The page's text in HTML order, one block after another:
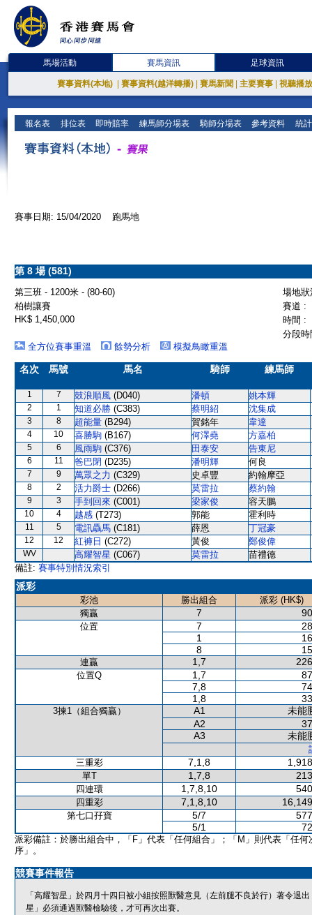
馬場活動 賽馬資訊 足球資訊
賽事資料(本地) 賽事資料(越洋轉播) 賽馬新聞 主要賽事 視聽播
報名表 排位表 即時賠率 練馬師分場表 騎師分場表 參考資料 統
賽事日期: 15/04/2020 跑馬地
第 8 場 (581)
第三班 - 1200米 - (80-60)
場地
柏樹讓賽
賽道 :
HK$ 1,450,000
時間 :
分段
全方位賽事重溫
餘勢分析 模擬鳥瞰重溫
名次 馬號 馬名 騎師 練馬師
1 7 鼓浪順風 (D040) 潘頓 姚本輝
2 1 知道必勝 (C383) 蔡明紹 沈集成
3 8 超能量 (B294) 賀銘年 韋達
4 10 喜勝駒 (B167) 何澤堯 方嘉柏
5 6 風雨駒 (C376) 田泰安 告東尼
6 11 爸巴閉 (D235) 潘明輝 何良
7 9 萬眾之力 (C329) 史卓豐 約翰摩亞
8 2 活力爵士 (D266) 莫雷拉 蔡約翰
9 3 手到回來 (C001) 梁家俊 容天鵬
10 4 越感 (T273) 郭能 霍利時
11 5 電訊驫馬 (C181) 薛恩 丁冠豪
12 12 紅褲日 (C272) 黃俊 鄭俊偉
WV 高耀智星 (C067) 莫雷拉
苗禮德
備註: 賽事特別情況索引
派彩
彩池 勝出組合
派彩 (HK$)
獨贏
7
位置 7
1
8
連贏 1,7
位置Q 1,7
7,8
1,8
3揀1（組合獨贏） A1
未能
A2
A3
未能
三重彩
7,1,8
單T 1,7,8
四連環 1,7,8,10
四重彩 7,1,8,10
第七口孖寶 5/7
5/1
派彩備註：於勝出組合中，「F」代表「任何組合」；「M」則代表「任何
序」。
競賽事件報告
「高耀智星」於四月十四日被小組按照獸醫意見（左前腿不良於行）著令退
星」必須通過獸醫檢驗後，才可再次出賽。